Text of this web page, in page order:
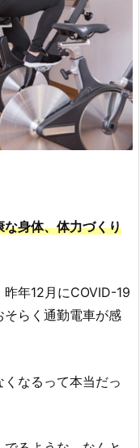
な身体、体力づくり
年12月にCOVID-19
らく通勤電車が感
なるって本当だっ